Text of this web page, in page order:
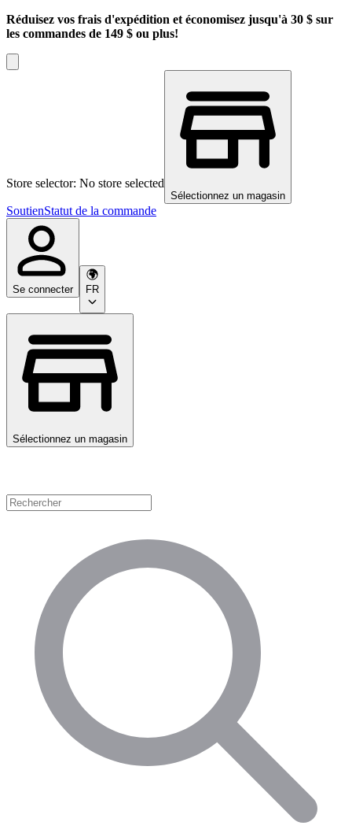
Réduisez vos frais d'expédition et économisez jusqu'à 30 $ sur
les commandes de 149 $ ou plus!
Store selector: No store selected
Sélectionnez un magasin
SoutienStatut de la commande
Se connecter FR
Sélectionnez un magasin